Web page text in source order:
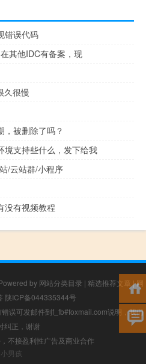
错误代码
其他IDC有备案，现
久很慢
被删除了吗？
境支持些什么，发下给我
/云站群/小程序
没有视频教程
by 网站分类目录 | 精选推荐文章 |网
陕ICP备044335344号
误可发邮件到f_fb#foxmail.com说明，我们
纠正，谢谢
不接盈利性广告及商业合作
小男孩